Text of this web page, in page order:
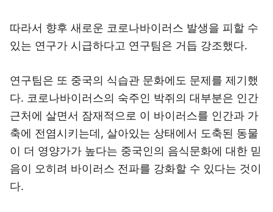
따라서 향후 새로운 코로나바이러스 발생을 피할 수
있는 연구가 시급하다고 연구팀은 거듭 강조했다.
연구팀은 또 중국의 식습관 문화에도 문제를 제기했
다. 코로나바이러스의 숙주인 박쥐의 대부분은 인간
근처에 살면서 잠재적으로 이 바이러스를 인간과 가
축에 전염시키는데, 살아있는 상태에서 도축된 동물
이 더 영양가가 높다는 중국인의 음식문화에 대한 믿
음이 오히려 바이러스 전파를 강화할 수 있다는 것이
다.